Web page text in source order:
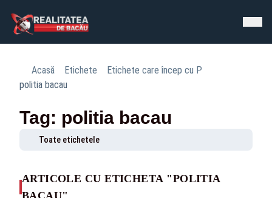
Acasă Etichete
Etichete care încep cu P
politia bacau
Tag: politia bacau
Toate etichetele
ARTICOLE CU ETICHETA "POLITIA
BACAU"